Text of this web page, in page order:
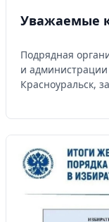
Уважаемые
Подрядная
и
Красноуральск,